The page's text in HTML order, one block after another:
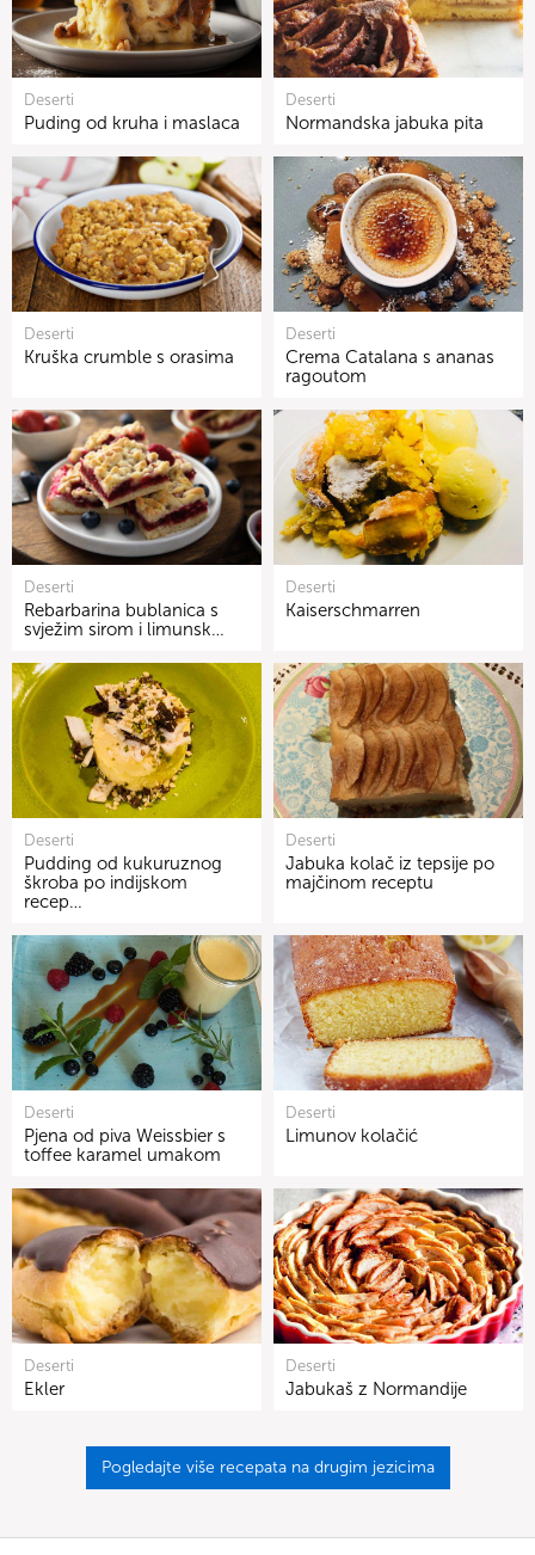
Deserti
Puding od kruha i maslaca
Deserti
Normandska jabuka pita
Deserti
Kruška crumble s orasima
Deserti
Crema Catalana s ananas
ragoutom
Deserti
Rebarbarina bublanica s
svježim sirom i limunsk…
Deserti
Kaiserschmarren
Deserti
Pudding od kukuruznog
škroba po indijskom
recep…
Deserti
Jabuka kolač iz tepsije po
majčinom receptu
Deserti
Pjena od piva Weissbier s
toffee karamel umakom
Deserti
Limunov kolačić
Deserti
Ekler
Deserti
Jabukaš z Normandije
Pogledajte više recepata na drugim jezicima